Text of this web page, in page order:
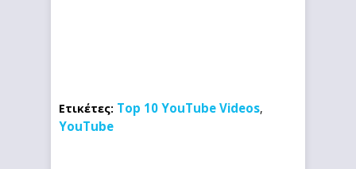
Ετικέτες: Top 10 YouTube Videos,
YouTube